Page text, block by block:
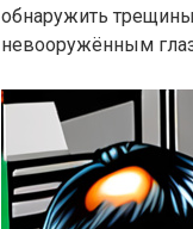
обнаружить
невооружённым